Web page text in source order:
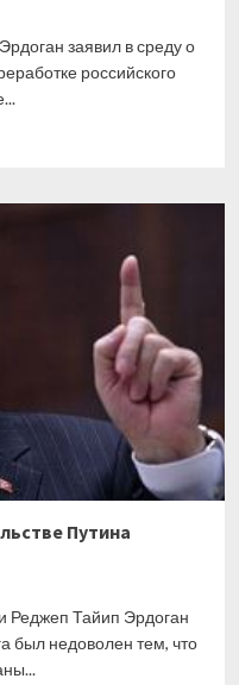
заявил в среду о
российского
Путина
Реджеп Тайип Эрдоган
был недоволен тем, что